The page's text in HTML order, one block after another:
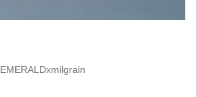
EMERALDxmilgrain